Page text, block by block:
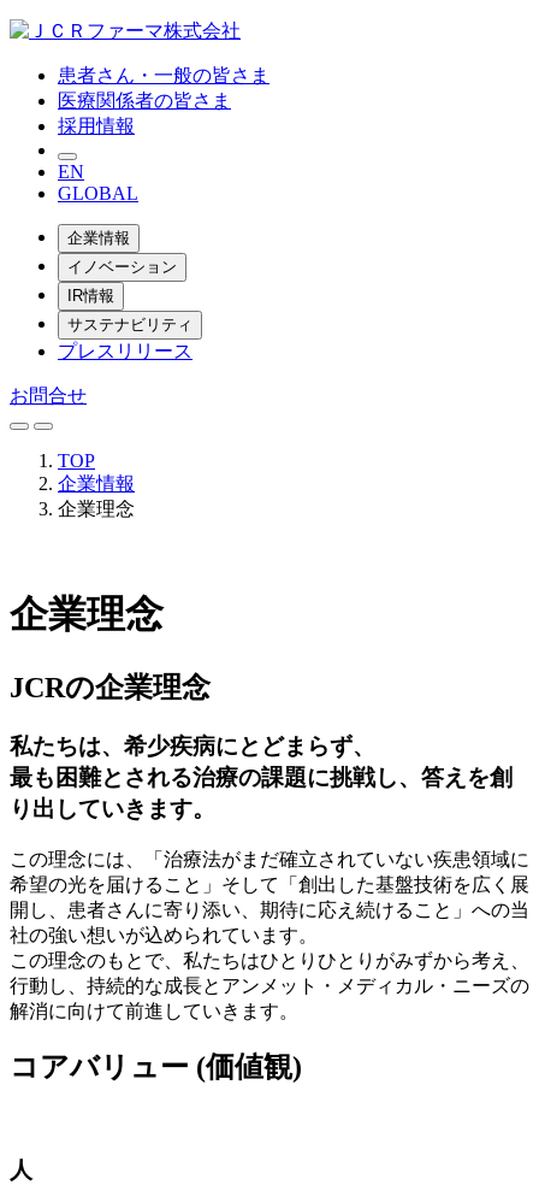
患者さん・一般の皆さま
医療関係者の皆さま
採用情報
EN
GLOBAL
企業情報
イノベーション
IR情報
サステナビリティ
プレスリリース
お問合せ
TOP
企業情報
企業理念
企業理念
JCRの企業理念
私たちは、希少疾病にとどまらず、
最も困難とされる治療の課題に挑戦し、答えを創
り出していきます。
この理念には、「治療法がまだ確立されていない疾患領域に
希望の光を届けること」そして「創出した基盤技術を広く展
開し、患者さんに寄り添い、期待に応え続けること」への当
社の強い想いが込められています。
この理念のもとで、私たちはひとりひとりがみずから考え、
行動し、持続的な成長とアンメット・メディカル・ニーズの
解消に向けて前進していきます。
コアバリュー (価値観)
人